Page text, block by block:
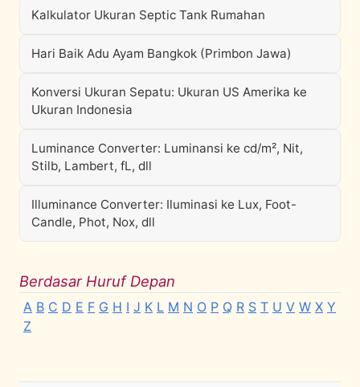
Kalkulator Ukuran Septic Tank Rumahan
Hari Baik Adu Ayam Bangkok (Primbon Jawa)
Konversi Ukuran Sepatu: Ukuran US Amerika ke
Ukuran Indonesia
Luminance Converter: Luminansi ke cd/m², Nit,
Stilb, Lambert, fL, dll
Illuminance Converter: Iluminasi ke Lux, Foot-
Candle, Phot, Nox, dll
Berdasar Huruf Depan
A B C D E F G H I J K L M N O P Q R S T U V W X Y
Z